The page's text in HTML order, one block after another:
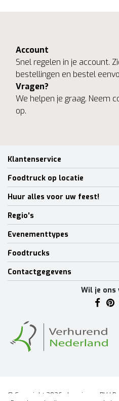
Account
Snel regelen in je account.
bestellingen en bestel
Vragen?
We helpen je graag. Neem
op.
Klantenservice
Foodtruck op locatie
Huur alles voor uw feest!
Regio's
Evenementtypes
Foodtrucks
Contactgegevens
Wil je ons
© Copyright 2026 - Lumineux BV |